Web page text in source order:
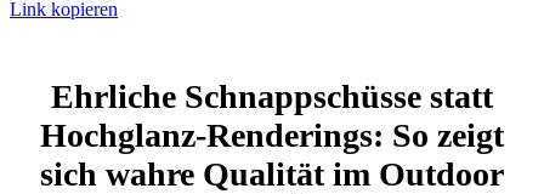
Link kopieren
Ehrliche Schnappschüsse statt
Hochglanz-Renderings: So zeigt
sich wahre Qualität im Outdoor